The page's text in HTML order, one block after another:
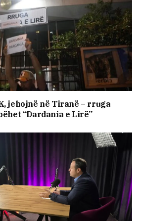
jehojnë në Tiranë – rruga
“Dardania e Lirë”